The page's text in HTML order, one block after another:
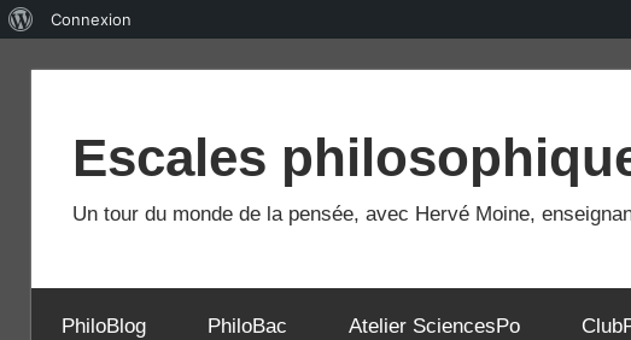
Connexion
contentEscales
Un tour du monde de la pensée, avec Hervé Moine,
PhiloBlog PhiloBac Atelier SciencesPo